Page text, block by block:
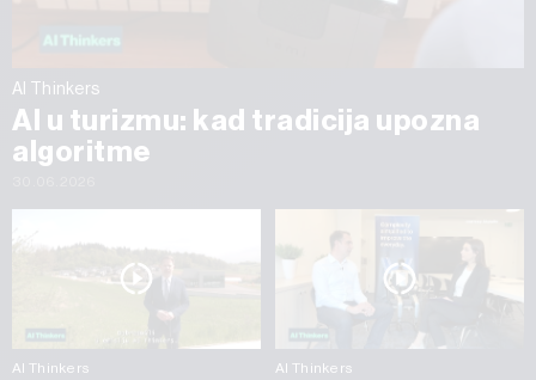
AI Thinkers
AI u turizmu: kad tradicija upozna
algoritme
AI Thinkers AI Thinkers